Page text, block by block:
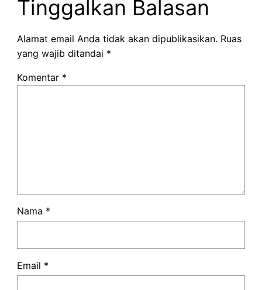
Tinggalkan Balasan
Alamat email Anda tidak akan dipublikasikan. Ruas
yang wajib ditandai *
Komentar *
Nama *
Email *